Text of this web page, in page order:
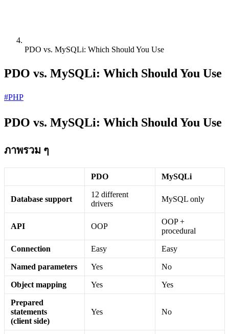
PDO vs. MySQLi: Which Should You Use
PDO vs. MySQLi: Which Should You Use
#PHP
PDO vs. MySQLi: Which Should You Use
ภาพรวม ๆ
PDO MySQLi
Database support
12 different
drivers
MySQL only
API OOP
OOP +
procedural
Connection Easy Easy
Named parameters Yes No
Object mapping Yes Yes
Prepared
statements
(client side)
Yes No